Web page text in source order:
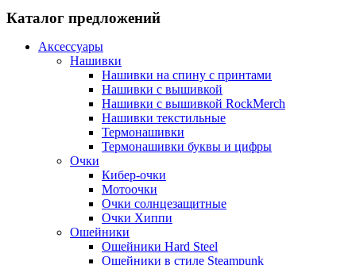
Каталог предложений
Аксессуары
Нашивки
Нашивки на спину с принтами
Нашивки с вышивкой
Нашивки с вышивкой RockMerch
Нашивки текстильные
Термонашивки
Термонашивки буквы и цифры
Очки
Кибер-очки
Мотоочки
Очки солнцезащитные
Очки Хиппи
Ошейники
Ошейники Hard Steel
Ошейники в стиле Steampunk